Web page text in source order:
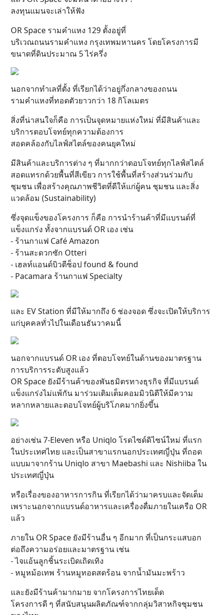
ลงทุนแมนจะเล่าให้ฟัง
OR Space รามคำแหง 129 ตั้งอยู่ที่
บริเวณถนนรามคำแหง กรุงเทพมหานคร โดยโครงการมี
ขนาดที่ดินประมาณ 5 ไร่ครึ่ง
นอกจากทำเลที่ตั้ง ที่เรียกได้ว่าอยู่กึ่งกลางของถนน
รามคำแหงที่ทอดตัวยาวกว่า 18 กิโลเมตร
สิ่งที่น่าสนใจก็คือ การเป็นจุดหมายแห่งใหม่ ที่มีสินค้าและ
บริการตอบโจทย์ทุกความต้องการ
สอดคล้องกับไลฟ์สไตล์ของคนยุคใหม่
มีสินค้าและบริการต่าง ๆ ที่มากกว่าตอบโจทย์ทุกไลฟ์สไตล์
สอดแทรกด้วยพื้นที่สีเขียว การใช้พื้นที่สร้างส่วนร่วมกับ
ชุมชน เพื่อสร้างคุณภาพชีวิตที่ดีให้แก่ผู้คน ชุมชน และสิ่ง
แวดล้อม (Sustainability)
ซึ่งจุดแข็งของโครงการ ก็คือ การนำร้านค้าที่มีแบรนด์ที่
แข็งแกร่ง ทั้งจากแบรนด์ OR เอง เช่น
- ร้านกาแฟ Café Amazon
- ร้านสะดวกซัก Otteri
- เฮลท์แอนด์บิวตีช็อป found & found
- Pacamara ร้านกาแฟ Specialty
และ EV Station ที่มีให้มากถึง 6 ช่องจอด ซึ่งจะเปิดให้บริการ
แก่บุคคลทั่วไปในเดือนธันวาคมนี้
นอกจากแบรนด์ OR เอง ที่ตอบโจทย์ในด้านของมาตรฐาน
การบริการระดับสูงแล้ว
OR Space ยังมีร้านค้าของพันธมิตรทางธุรกิจ ที่มีแบรนด์
แข็งแกร่งไม่แพ้กัน มาร่วมเติมเต็มคอมมิวนิตีให้มีความ
หลากหลายและตอบโจทย์ผู้บริโภคมากยิ่งขึ้น
อย่างเช่น 7-Eleven หรือ Uniqlo โรดไซด์ดิไซน์ใหม่ ที่แรก
ในประเทศไทย และเป็นสาขาแรกนอกประเทศญี่ปุ่น ที่ถอด
แบบมาจากร้าน Uniqlo สาขา Maebashi และ Nishiiba ใน
ประเทศญี่ปุ่น
หรือเรื่องของอาหารการกิน ที่เรียกได้ว่ามาครบและจัดเต็ม
เพราะนอกจากแบรนด์อาหารและเครื่องดื่มภายในเครือ OR
แล้ว
ภายใน OR Space ยังมีร้านอื่น ๆ อีกมาก ที่เป็นกระแสบอก
ต่อถึงความอร่อยและมาตรฐาน เช่น
- ไจแอ้นลูกชิ้นระเบิดเถิดเทิง
- หมูหม้อเทพ ร้านหมูทอดสดร้อน จากน้ำมันมะพร้าว
และยังมีร้านค้ามากมาย จากโครงการไทยเด็ด
โครงการดี ๆ ที่สนับสนุนผลิตภัณฑ์จากกลุ่มวิสาหกิจชุมชน